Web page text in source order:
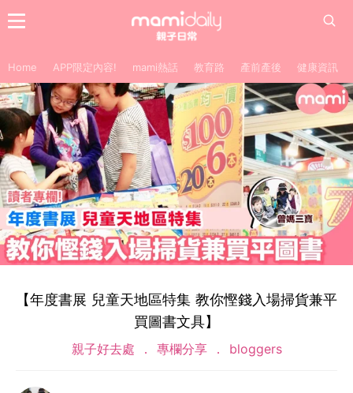
Home APP限定內容! mami熱話 教育路 產前產後 健康資訊
【年度書展 兒童天地區特集 教你慳錢入場掃貨兼平
買圖書文具】
親子好去處 專欄分享 bloggers